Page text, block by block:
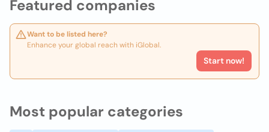
Featured companies
Want to be listed here?
Enhance your global reach with iGlobal.
Start now!
Most popular categories